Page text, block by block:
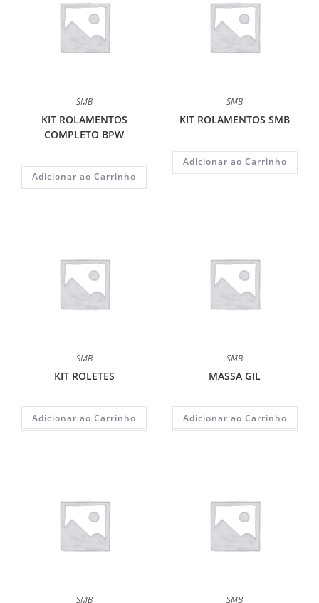
SMB
KIT ROLAMENTOS
COMPLETO BPW
Adicionar ao Carrinho
SMB
KIT ROLAMENTOS SMB
Adicionar ao Carrinho
SMB
KIT ROLETES
Adicionar ao Carrinho
SMB
MASSA GIL
Adicionar ao Carrinho
SMB SMB